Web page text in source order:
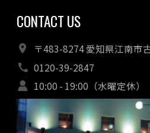
CONTACT US
〒483-8274 愛知県江南市
0120-39-2847
10:00 - 19:00（水曜定休）